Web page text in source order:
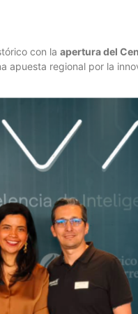
con la apertura del
apuesta regional por la